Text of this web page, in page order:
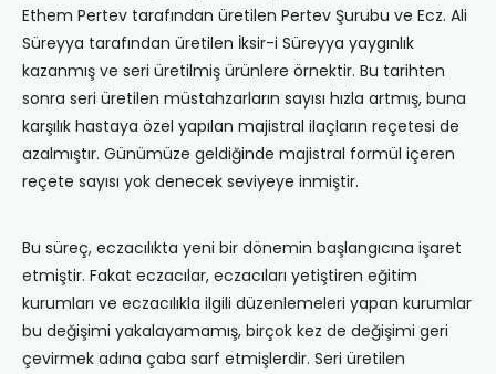
Ethem Pertev tarafından üretilen Pertev Şurubu ve Ecz. Ali
Süreyya tarafından üretilen İksir-i Süreyya yaygınlık
kazanmış ve seri üretilmiş ürünlere örnektir. Bu tarihten
sonra seri üretilen müstahzarların sayısı hızla artmış, buna
karşılık hastaya özel yapılan majistral ilaçların reçetesi de
azalmıştır. Günümüze geldiğinde majistral formül içeren
reçete sayısı yok denecek seviyeye inmiştir.
Bu süreç, eczacılıkta yeni bir dönemin başlangıcına işaret
etmiştir. Fakat eczacılar, eczacıları yetiştiren eğitim
kurumları ve eczacılıkla ilgili düzenlemeleri yapan kurumlar
bu değişimi yakalayamamış, birçok kez de değişimi geri
çevirmek adına çaba sarf etmişlerdir. Seri üretilen